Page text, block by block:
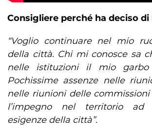
Consigliere perché ha deciso
“Voglio continuare nel mio
della città. Chi mi conosce sa
nelle istituzioni il mio garbo
Pochissime assenze nelle
nelle riunioni delle
l’impegno nel territorio ad
esigenze della città”.